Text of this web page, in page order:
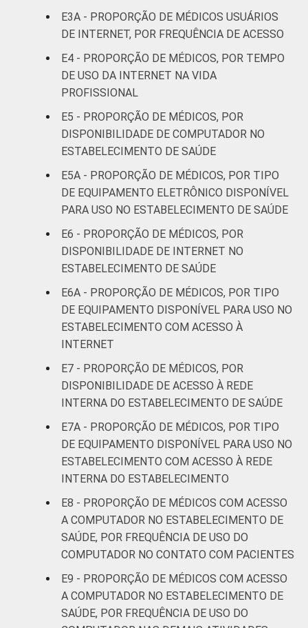
36 a 50
anos
23
51 anos ou
Interior
1Base: 735 médicos com acesso a
computador no estabelecimento de saúde.
Respostas estimuladas. Cada item
apresentado se refere apenas aos
resultados da alternativa "sim". Dados
de 2015.
Fonte: NIC.br - set 2014 / mar 2015
E3A - PROPORÇÃO DE MÉDICOS USUÁRIOS
DE INTERNET, POR FREQUÊNCIA DE ACESSO
E4 - PROPORÇÃO DE MÉDICOS, POR TEMPO
DE USO DA INTERNET NA VIDA
PROFISSIONAL
E5 - PROPORÇÃO DE MÉDICOS, POR
DISPONIBILIDADE DE COMPUTADOR NO
ESTABELECIMENTO DE SAÚDE
E5A - PROPORÇÃO DE MÉDICOS, POR TIPO
DE EQUIPAMENTO ELETRÔNICO DISPONÍVEL
PARA USO NO ESTABELECIMENTO DE SAÚDE
E6 - PROPORÇÃO DE MÉDICOS, POR
DISPONIBILIDADE DE INTERNET NO
ESTABELECIMENTO DE SAÚDE
E6A - PROPORÇÃO DE MÉDICOS, POR TIPO
DE EQUIPAMENTO DISPONÍVEL PARA USO NO
ESTABELECIMENTO COM ACESSO À
INTERNET
E7 - PROPORÇÃO DE MÉDICOS, POR
DISPONIBILIDADE DE ACESSO À REDE
INTERNA DO ESTABELECIMENTO DE SAÚDE
E7A - PROPORÇÃO DE MÉDICOS, POR TIPO
DE EQUIPAMENTO DISPONÍVEL PARA USO NO
ESTABELECIMENTO COM ACESSO À REDE
INTERNA DO ESTABELECIMENTO
E8 - PROPORÇÃO DE MÉDICOS COM ACESSO
A COMPUTADOR NO ESTABELECIMENTO DE
SAÚDE, POR FREQUÊNCIA DE USO DO
COMPUTADOR NO CONTATO COM PACIENTES
E9 - PROPORÇÃO DE MÉDICOS COM ACESSO
A COMPUTADOR NO ESTABELECIMENTO DE
SAÚDE, POR FREQUÊNCIA DE USO DO